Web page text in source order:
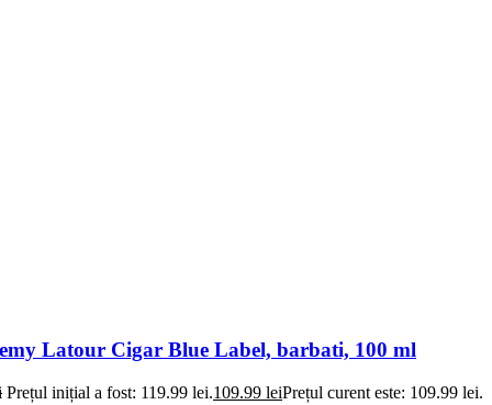
Latour Cigar Blue Label, barbati, 100 ml
Prețul inițial a fost: 119.99 lei.109.99 leiPrețul curent este: 109.99 lei.